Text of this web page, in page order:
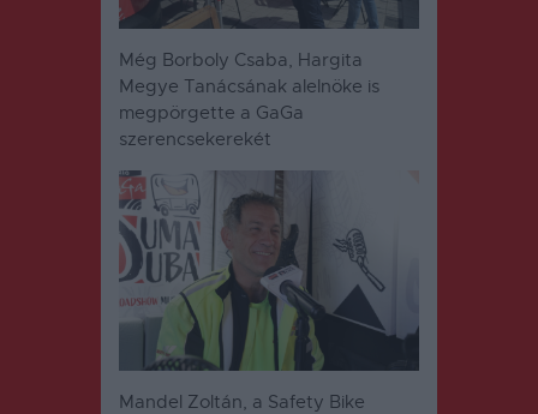
Még Borboly Csaba, Hargita
Megye Tanácsának alelnöke is
megpörgette a GaGa
szerencsekerekét
Mandel Zoltán, a Safety Bike